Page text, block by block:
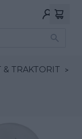
& TRAKTORIT >